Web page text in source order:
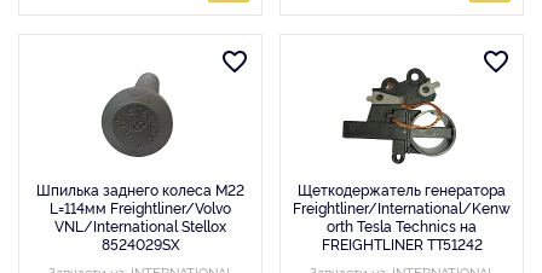
Шпилька заднего колеса M22
L=114мм Freightliner/Volvo
VNL/International Stellox
8524029SX
Щеткодержатель генератора
Freightliner/International/Kenw
orth Tesla Technics на
FREIGHTLINER TT51242